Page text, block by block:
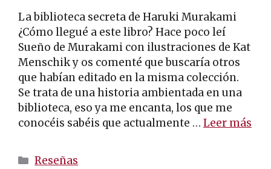
La biblioteca secreta de Haruki Murakami
¿Cómo llegué a este libro? Hace poco leí
Sueño de Murakami con ilustraciones de Kat
Menschik y os comenté que buscaría otros
que habían editado en la misma colección.
Se trata de una historia ambientada en una
biblioteca, eso ya me encanta, los que me
conocéis sabéis que actualmente … Leer más
Categorías
Reseñas